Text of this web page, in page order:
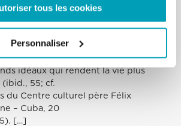
tous les cookies
Personnaliser
l’invitation à
qui «est audacieuse, sait
petites sécurités et compensations
l’horizon, pour
idéaux qui rendent la vie plus
55; cf.
du Centre culturel père Félix
– Cuba, 20
[…]